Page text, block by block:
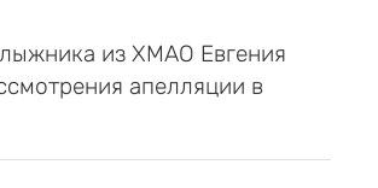
из ХМАО Евгения
апелляции в